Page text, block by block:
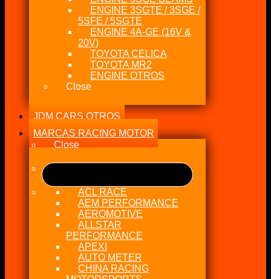
ENGINE 3SGTE / 3SGE /
5SFE / 5SGTE
ENGINE 4A-GE (16V &
20V)
TOYOTA CELICA
TOYOTA MR2
ENGINE OTROS
Close
JDM CARS OTROS
MARCAS RACING MOTOR
Close
ACL RACE
AEM PERFORMANCE
AEROMOTIVE
ALLSTAR
PERFORMANCE
APEXI
AUTO METER
CHINA RACING